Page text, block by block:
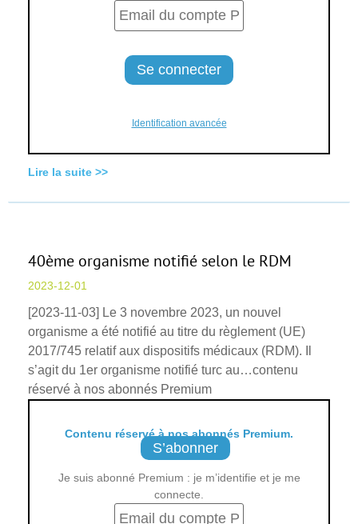
Identification avancée
Lire la suite >>
40ème organisme notifié selon le RDM
2023-12-01
[2023-11-03] Le 3 novembre 2023, un nouvel
organisme a été notifié au titre du règlement (UE)
2017/745 relatif aux dispositifs médicaux (RDM). Il
s’agit du 1er organisme notifié turc au…contenu
réservé à nos abonnés Premium
Contenu réservé à nos abonnés Premium.
S’abonner
Je suis abonné Premium : je m’identifie et je me
connecte.